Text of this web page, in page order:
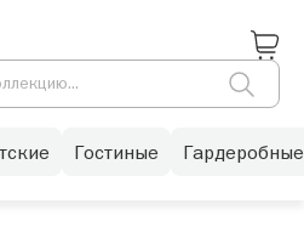
Гостиные Гардеробные